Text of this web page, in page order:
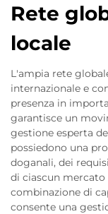
Rete
locale
L'ampia rete
internazionale e
presenza in
garantisce un
gestione esperta
possiedono una
doganali, dei
di ciascun mercato
combinazione di
consente una